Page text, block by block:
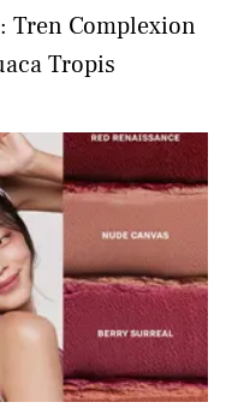
Tren Complexion
Tropis